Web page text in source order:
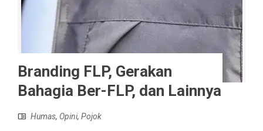
Branding FLP, Gerakan
Bahagia Ber-FLP, dan Lainnya
Humas, Opini, Pojok